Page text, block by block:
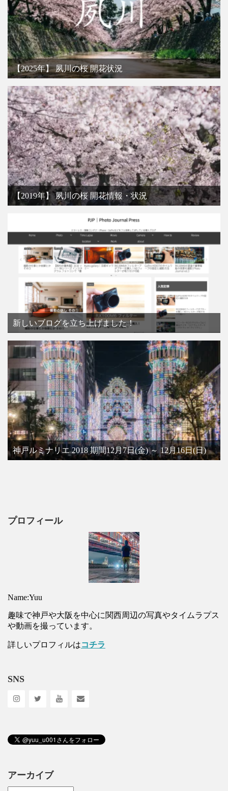
【2025年】 夙川の桜 開花状況
【2019年】 夙川の桜 開花情報・状況
新しいブログを立ち上げました！
神戸ルミナリエ 2018 期間12月7日(金) ～ 12月16日(日)
プロフィール
Name:Yuu
趣味で神戸や大阪を中心に関西周辺の写真やタイムラプス
や動画を撮っています。
詳しいプロフィルはコチラ
SNS
アーカイブ